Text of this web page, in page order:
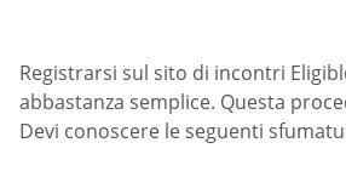
Registrarsi sul sito di incontri
abbastanza semplice. Questa
Devi conoscere le seguenti